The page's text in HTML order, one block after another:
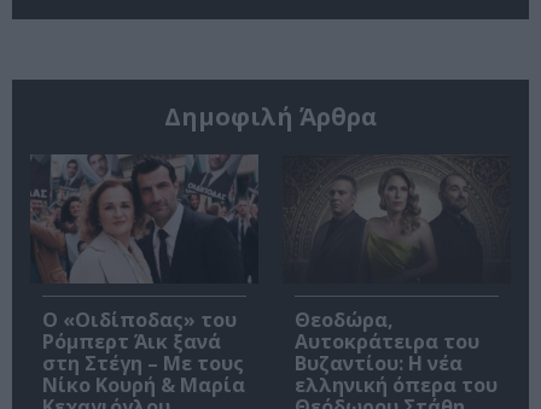
Δημοφιλή Άρθρα
O «Οιδίποδας» του
Ρόμπερτ Άικ ξανά
στη Στέγη – Με τους
Νίκο Κουρή & Μαρία
Θεοδώρα,
Αυτοκράτειρα του
Βυζαντίου: Η νέα
ελληνική όπερα του